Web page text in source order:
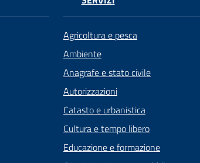
Agricoltura e pesca
Ambiente
Anagrafe e stato civile
Autorizzazioni
Catasto e urbanistica
Cultura e tempo libero
Educazione e formazione